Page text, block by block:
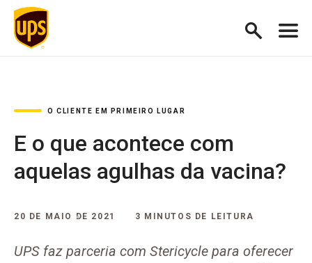
O CLIENTE EM PRIMEIRO LUGAR
E o que acontece com
aquelas agulhas da vacina?
20 DE MAIO DE 2021 3 MINUTOS DE LEITURA
UPS faz parceria com Stericycle para oferecer